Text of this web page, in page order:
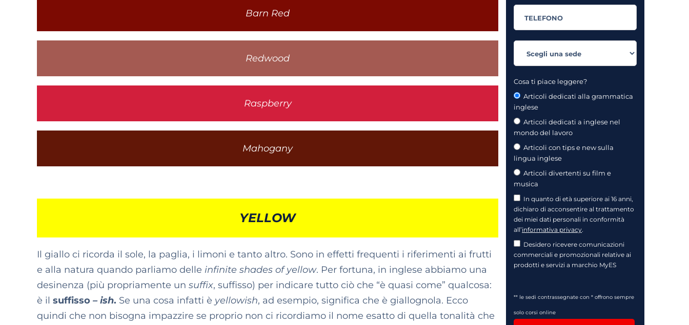
Barn Red
Redwood
Raspberry
Mahogany
YELLOW
Il giallo ci ricorda il sole, la paglia, i limoni e tanto altro. Sono in effetti frequenti i riferimenti ai frutti
e alla natura quando parliamo delle infinite shades of yellow. Per fortuna, in inglese abbiamo una
desinenza (più propriamente un suffix, suffisso) per indicare tutto ciò che “è quasi come” qualcosa:
è il suffisso – ish. Se una cosa infatti è yellowish, ad esempio, significa che è giallognola. Ecco
quindi che non bisogna impazzire se proprio non ci ricordiamo il nome esatto di quella tonalità che
Cosa ti piace leggere?
Articoli dedicati alla grammatica
inglese
Articoli dedicati a inglese nel
mondo del lavoro
Articoli con tips e new sulla
lingua inglese
Articoli divertenti su film e
musica
In quanto di età superiore ai 16 anni,
dichiaro di acconsentire al trattamento
dei miei dati personali in conformità
all’informativa privacy.
Desidero ricevere comunicazioni
commerciali e promozionali relative ai
prodotti e servizi a marchio MyES
** le sedi contrassegnate con * offrono sempre
solo corsi online